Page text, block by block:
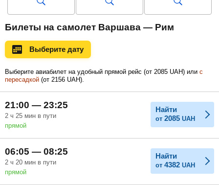
Сентябрь
Ноябрь
Билеты на самолет Варшава — Рим
Выберите дату
Выберите авиабилет на удобный прямой рейс (от 2085 UAH) или с
пересадкой (от 2156 UAH).
21:00 — 23:25
2 ч 25 мин в пути
прямой
Найти
от 2085 UAH
06:05 — 08:25
2 ч 20 мин в пути
прямой
Найти
от 4382 UAH